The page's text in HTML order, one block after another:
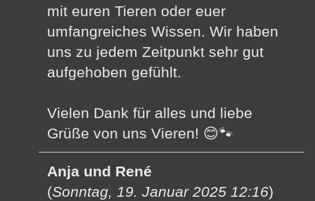
mit euren Tieren oder euer
umfangreiches Wissen. Wir haben
uns zu jedem Zeitpunkt sehr gut
aufgehoben gefühlt.
Vielen Dank für alles und liebe
Grüße von uns Vieren! 😊🐾
Anja und René
(Sonntag, 19. Januar 2025 12:16)